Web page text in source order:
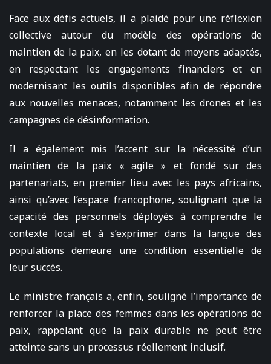
Face aux défis actuels, il a plaidé pour une réflexion
collective autour du modèle des opérations de
maintien de la paix, en les dotant de moyens adaptés,
en respectant les engagements financiers et en
modernisant les outils disponibles afin de répondre
aux nouvelles menaces, notamment les drones et les
campagnes de désinformation.
Il a également mis l’accent sur la nécessité d’un
maintien de la paix « agile » et fondé sur des
partenariats, en premier lieu avec les pays africains,
ainsi qu’avec l’espace francophone, soulignant que la
capacité des personnels déployés à comprendre le
contexte local et à s’exprimer dans la langue des
populations demeure une condition essentielle de
leur succès.
Le ministre français a, enfin, souligné l’importance de
renforcer la place des femmes dans les opérations de
paix, rappelant que la paix durable ne peut être
atteinte sans un processus réellement inclusif.